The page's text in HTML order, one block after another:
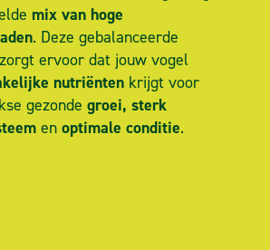
mix van hoge
. Deze gebalanceerde
ervoor dat jouw vogel
nutriëntenkrijgt voor
gezonde groei, sterk
en optimale conditie.